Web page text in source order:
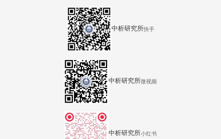
中析研究所快手
中析研究所微视频
中析研究所小红书